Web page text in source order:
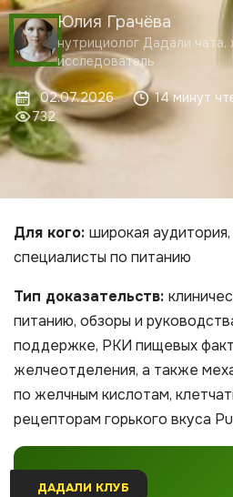
Юлия Грачёва
нутрициолог Дадали чата,
исследователь
02.07.2026 14 минут
732
Для кого: широкая
специалисты по питанию
Тип доказательств:
питанию, обзоры и
поддержке, РКИ пищевых
желчеотделения, а также
по желчным кислотам,
рецепторам горького вкуса
ДАДАЛИ КЛУБ